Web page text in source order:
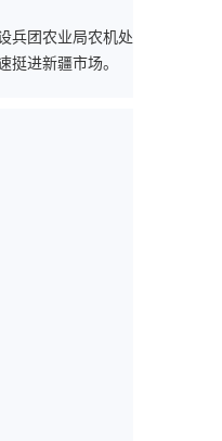
兵团农业局农机处
进新疆市场。